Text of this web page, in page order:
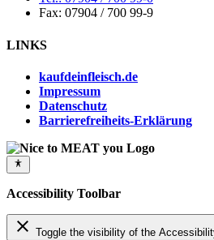
Fax: 07904 / 700 99-9
LINKS
kaufdeinfleisch.de
Impressum
Datenschutz
Barrierefreiheits-Erklärung
Accessibility Toolbar
close Toggle the visibility of the